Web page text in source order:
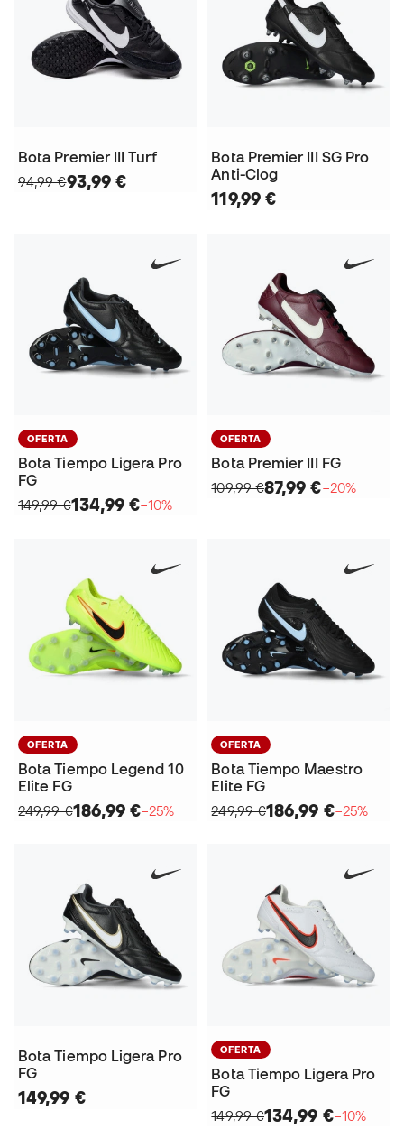
Bota Premier III Turf
94,99 €93,99 €
Bota Premier III SG Pro
Anti-Clog
119,99 €
OFERTA
Bota Tiempo Ligera Pro
FG
149,99 €134,99 €−10%
OFERTA
Bota Premier III FG
109,99 €87,99 €−20%
OFERTA
Bota Tiempo Legend 10
Elite FG
249,99 €186,99 €−25%
OFERTA
Bota Tiempo Maestro
Elite FG
249,99 €186,99 €−25%
Bota Tiempo Ligera Pro
FG
149,99 €
OFERTA
Bota Tiempo Ligera Pro
FG
149,99 €134,99 €−10%